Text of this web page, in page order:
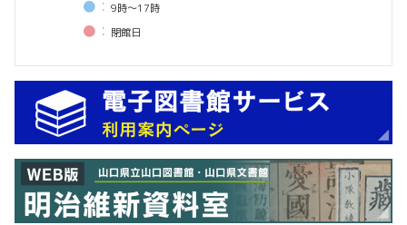
●： 9時〜17時
●： 閉館⽇